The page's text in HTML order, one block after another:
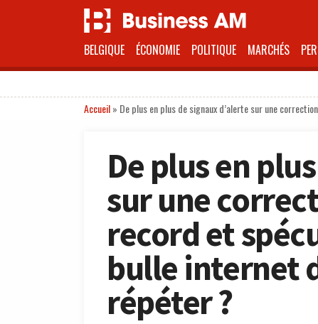
BELGIQUE ÉCONOMIE POLITIQUE MARCHÉS
Accueil» De plus en plus de signaux d’alerte sur une
De plus en
sur une
record et
bulle internet
répéter ?